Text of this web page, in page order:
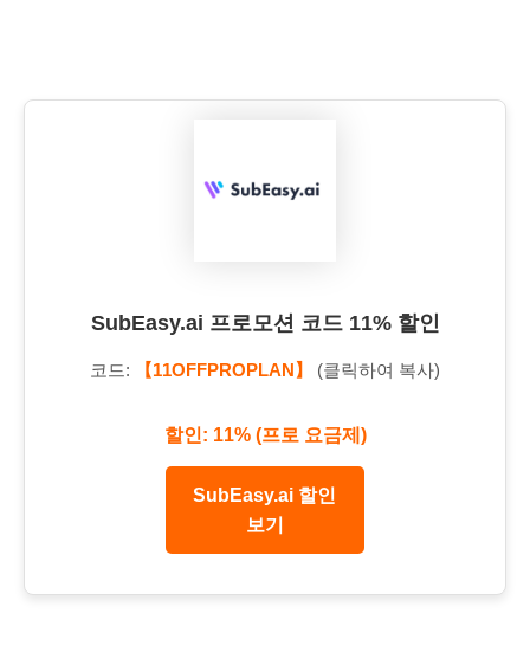
SubEasy.ai 프로모션 코드 11% 할인
코드: 【11OFFPROPLAN】 (클릭하여 복사)
할인: 11% (프로 요금제)
SubEasy.ai 할인
보기